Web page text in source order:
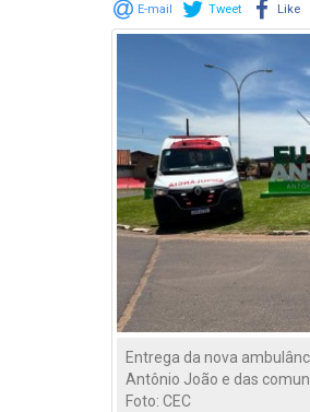
E-mail Tweet Like
Entrega da nova
Antônio João e das
Foto: CEC